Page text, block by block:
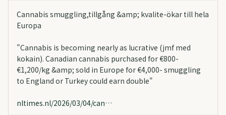
Cannabis smuggling,tillgång &amp; kvalite-ökar till hela
Europa
"Cannabis is becoming nearly as lucrative (jmf med
kokain). Canadian cannabis purchased for €800-
€1,200/kg &amp; sold in Europe for €4,000- smuggling
to England or Turkey could earn double"
nltimes.nl/2026/03/04/can…